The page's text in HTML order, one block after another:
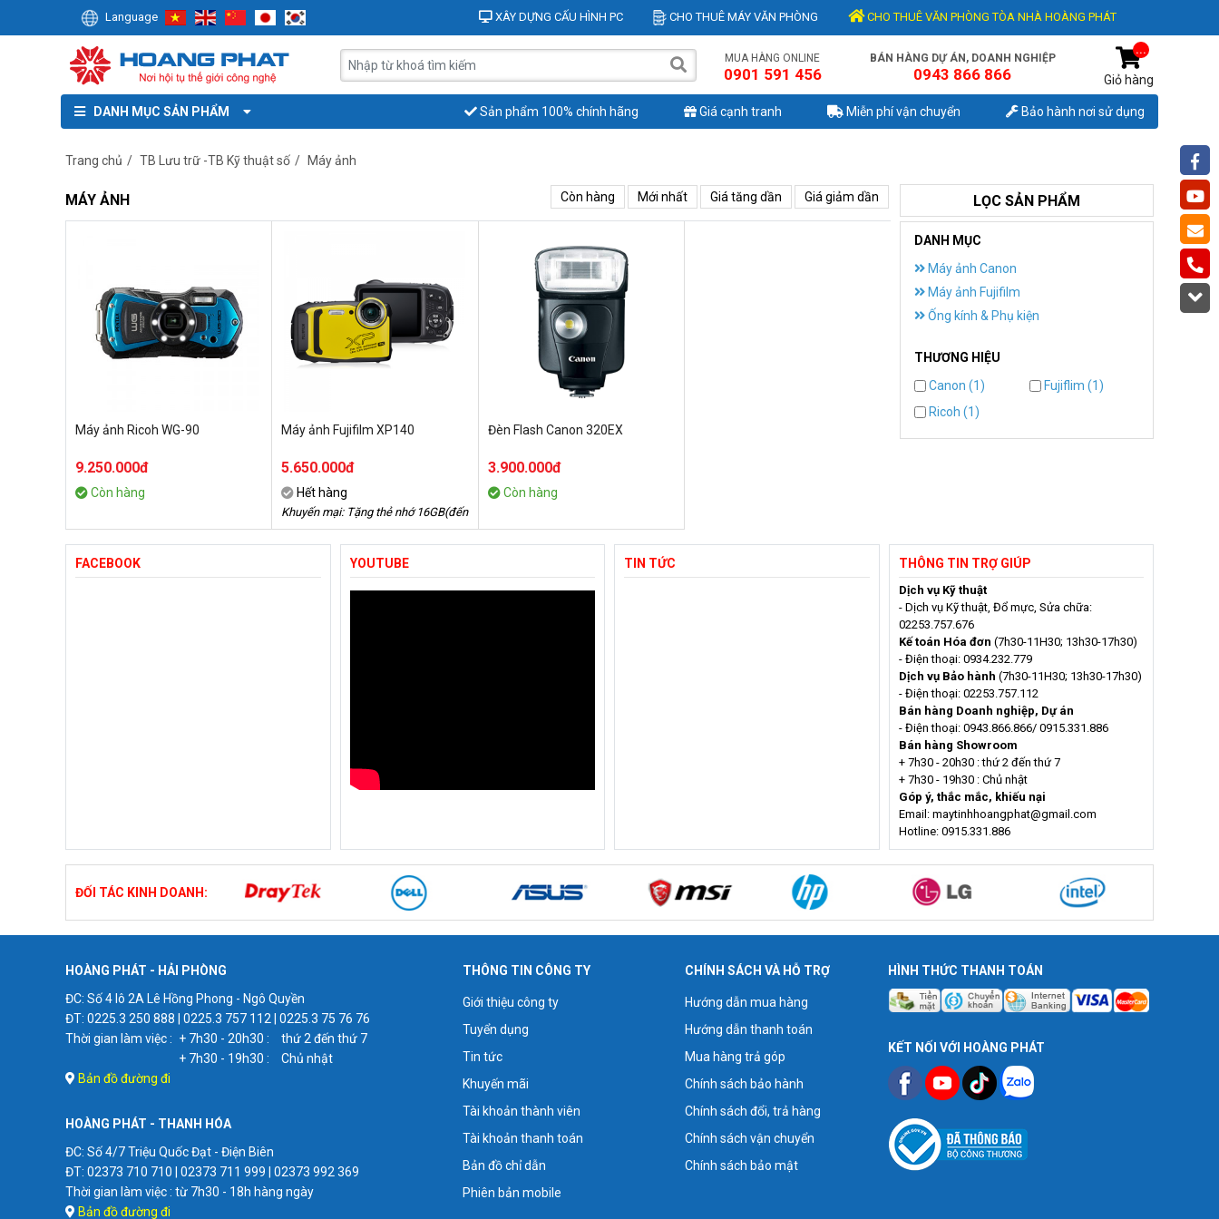
Language XÂY DỰNG CẤU HÌNH PC CHO THUÊ MÁY VĂN PHÒNG CHO THUÊ VĂN PHÒNG TÒA NHÀ HOÀNG PHÁT
MUA HÀNG ONLINE
0901 591 456
BÁN HÀNG DỰ ÁN, DOANH NGHIỆP
0943 866 866
...
Giỏ hàng
DANH MỤC SẢN PHẨM Sản phẩm 100% chính hãng Giá cạnh tranh Miễn phí vận chuyển Bảo hành nơi sử dụng
Trang chủ / TB Lưu trữ -TB Kỹ thuật số / Máy ảnh
LỌC SẢN PHẨM
DANH MỤC
Máy ảnh Canon
Máy ảnh Fujifilm
Ống kính & Phụ kiện
THƯƠNG HIỆU
Canon (1)
Fujiflim (1)
Ricoh (1)
MÁY ẢNH Còn hàng Mới nhất Giá tăng dần Giá giảm dần
Máy ảnh Ricoh WG-90
9.250.000đ
Còn hàng
Máy ảnh Fujifilm XP140
5.650.000đ
Hết hàng
Khuyến mại: Tặng thẻ nhớ 16GB(đến
khi hết quà tặng)
Đèn Flash Canon 320EX
3.900.000đ
Còn hàng
FACEBOOK YOUTUBE TIN TỨC THÔNG TIN TRỢ GIÚP
Dịch vụ Kỹ thuật
- Dịch vụ Kỹ thuật, Đổ mực, Sửa chữa:
02253.757.676
Kế toán Hóa đơn (7h30-11H30; 13h30-17h30)
- Điện thoại: 0934.232.779
Dịch vụ Bảo hành (7h30-11H30; 13h30-17h30)
- Điện thoại: 02253.757.112
Bán hàng Doanh nghiệp, Dự án
- Điện thoại: 0943.866.866/ 0915.331.886
Bán hàng Showroom
+ 7h30 - 20h30 : thứ 2 đến thứ 7
+ 7h30 - 19h30 : Chủ nhật
Góp ý, thắc mắc, khiếu nại
Email: maytinhhoangphat@gmail.com
Hotline: 0915.331.886
ĐỐI TÁC KINH DOANH:
HOÀNG PHÁT - HẢI PHÒNG
ĐC: Số 4 lô 2A Lê Hồng Phong - Ngô Quyền
ĐT: 0225.3 250 888 | 0225.3 757 112 | 0225.3 75 76 76
Thời gian làm việc : + 7h30 - 20h30 :
thứ 2 đến thứ 7
+ 7h30 - 19h30 :
Chủ nhật
Bản đồ đường đi
HOÀNG PHÁT - THANH HÓA
ĐC: Số 4/7 Triệu Quốc Đạt - Điện Biên
ĐT: 02373 710 710 | 02373 711 999 | 02373 992 369
Thời gian làm việc : từ 7h30 - 18h hàng ngày
Bản đồ đường đi
THÔNG TIN CÔNG TY
Giới thiệu công ty
Tuyển dụng
Tin tức
Khuyến mãi
Tài khoản thành viên
Tài khoản thanh toán
Bản đồ chỉ dẫn
Phiên bản mobile
CHÍNH SÁCH VÀ HỖ TRỢ
Hướng dẫn mua hàng
Hướng dẫn thanh toán
Mua hàng trả góp
Chính sách bảo hành
Chính sách đổi, trả hàng
Chính sách vận chuyển
Chính sách bảo mật
HÌNH THỨC THANH TOÁN
KẾT NỐI VỚI HOÀNG PHÁT